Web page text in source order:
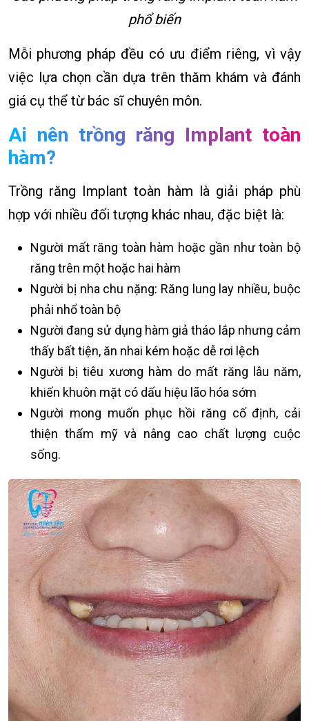
phổ biến
Mỗi phương pháp đều có ưu điểm riêng, vì vậy
việc lựa chọn cần dựa trên thăm khám và đánh
giá cụ thể từ bác sĩ chuyên môn.
Ai nên trồng răng Implant toàn
hàm?
Trồng răng Implant toàn hàm là giải pháp phù
hợp với nhiều đối tượng khác nhau, đặc biệt là:
Người mất răng toàn hàm hoặc gần như toàn bộ
răng trên một hoặc hai hàm
Người bị nha chu nặng: Răng lung lay nhiều, buộc
phải nhổ toàn bộ
Người đang sử dụng hàm giả tháo lắp nhưng cảm
thấy bất tiện, ăn nhai kém hoặc dễ rơi lệch
Người bị tiêu xương hàm do mất răng lâu năm,
khiến khuôn mặt có dấu hiệu lão hóa sớm
Người mong muốn phục hồi răng cố định, cải
thiện thẩm mỹ và nâng cao chất lượng cuộc
sống.